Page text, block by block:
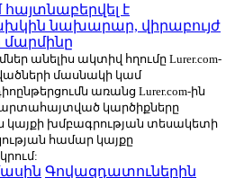
հայտնաբերվել է
նախարար, վիրաբույժ
մարմինը
անելիս ակտիվ հղումը Lurer.com-
մասնակի կամ
առանց Lurer.com-ին
արտահայտված կարծիքները
կայքի խմբագրության տեսակետի
համար կայքը
Գովազդատուներին